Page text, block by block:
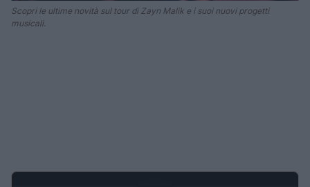
Scopri le ultime novità sul tour di Zayn Malik e i suoi nuovi progetti
musicali.